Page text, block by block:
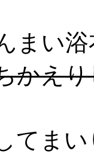
まい
かえ
てま